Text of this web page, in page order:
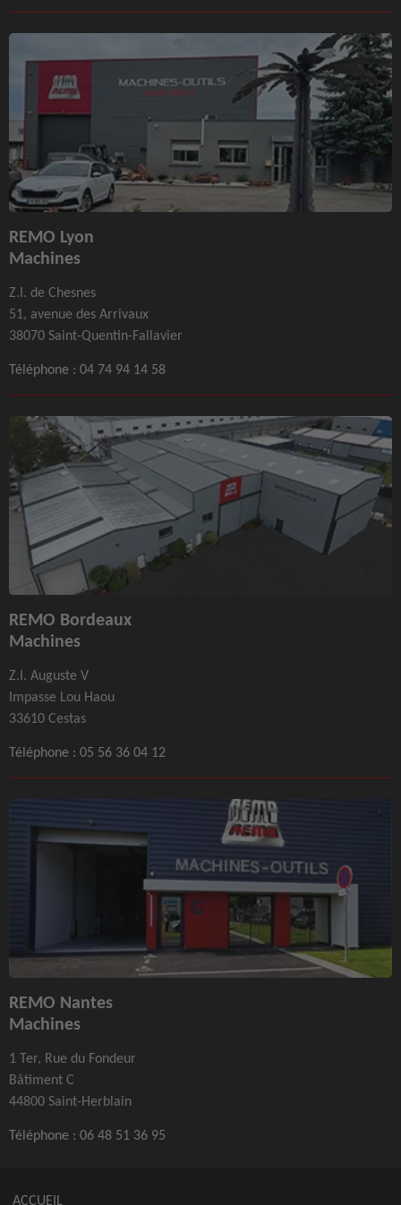
REMO Lyon
Machines
Z.I. de Chesnes
51, avenue des Arrivaux
38070 Saint-Quentin-Fallavier
Téléphone : 04 74 94 14 58
REMO Bordeaux
Machines
Z.I. Auguste V
Impasse Lou Haou
33610 Cestas
Téléphone : 05 56 36 04 12
REMO Nantes
Machines
1 Ter, Rue du Fondeur
Bâtiment C
44800 Saint-Herblain
Téléphone : 06 48 51 36 95
ACCUEIL